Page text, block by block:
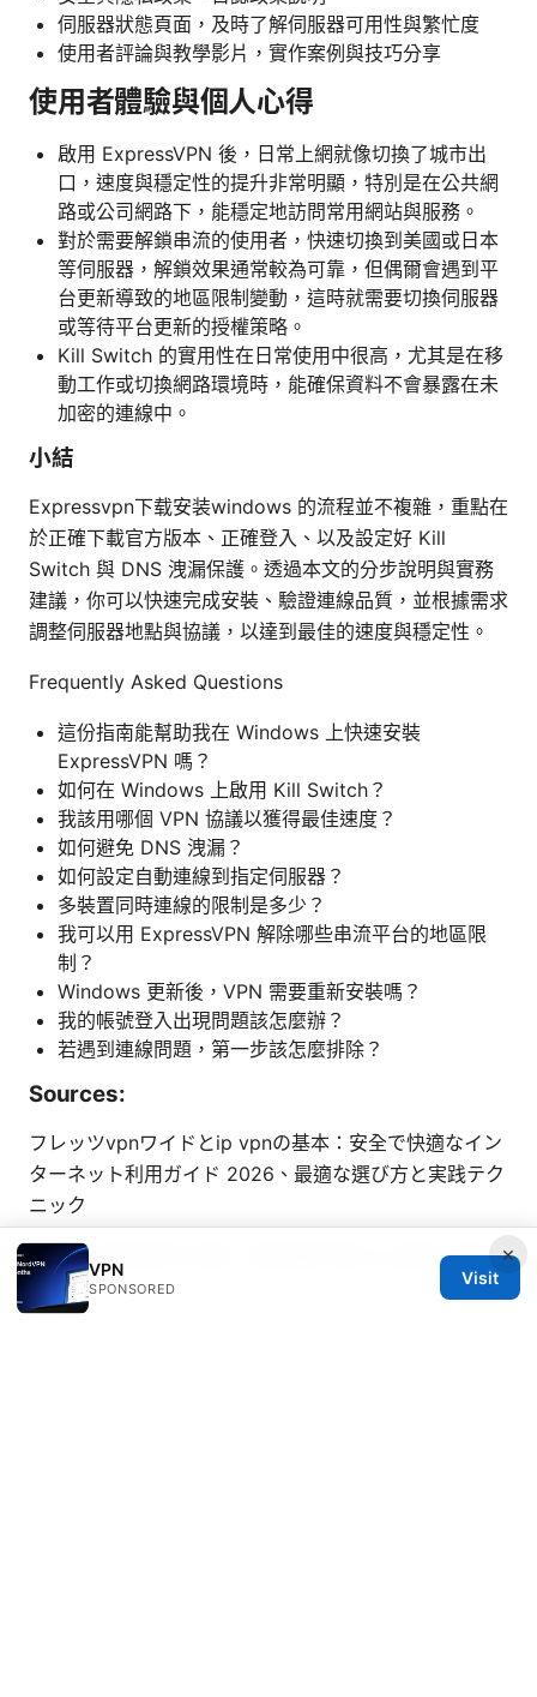
伺服器狀態頁面，及時了解伺服器可用性與繁忙度
使用者評論與教學影片，實作案例與技巧分享
使用者體驗與個人心得
啟用 ExpressVPN 後，日常上網就像切換了城市出
口，速度與穩定性的提升非常明顯，特別是在公共網
路或公司網路下，能穩定地訪問常用網站與服務。
對於需要解鎖串流的使用者，快速切換到美國或日本
等伺服器，解鎖效果通常較為可靠，但偶爾會遇到平
台更新導致的地區限制變動，這時就需要切換伺服器
或等待平台更新的授權策略。
Kill Switch 的實用性在日常使用中很高，尤其是在移
動工作或切換網路環境時，能確保資料不會暴露在未
加密的連線中。
小結
Expressvpn下载安装windows 的流程並不複雜，重點在
於正確下載官方版本、正確登入、以及設定好 Kill
Switch 與 DNS 洩漏保護。透過本文的分步說明與實務
建議，你可以快速完成安裝、驗證連線品質，並根據需求
調整伺服器地點與協議，以達到最佳的速度與穩定性。
Frequently Asked Questions
這份指南能幫助我在 Windows 上快速安裝
ExpressVPN 嗎？
如何在 Windows 上啟用 Kill Switch？
我該用哪個 VPN 協議以獲得最佳速度？
如何避免 DNS 洩漏？
如何設定自動連線到指定伺服器？
多裝置同時連線的限制是多少？
我可以用 ExpressVPN 解除哪些串流平台的地區限
制？
Windows 更新後，VPN 需要重新安裝嗎？
我的帳號登入出現問題該怎麼辦？
若遇到連線問題，第一步該怎麼排除？
Sources:
フレッツvpnワイドとip vpnの基本：安全で快適なイン
ターネット利用ガイド 2026、最適な選び方と実践テク
ニック
2026年香港挂梯子攻略：最新最好用的vpn推荐与使用
指南
×
VPN
SPONSORED
Visit